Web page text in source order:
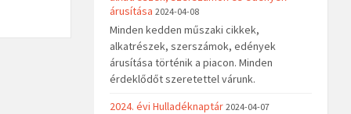
árusítása 2024-04-08
Minden kedden műszaki cikkek,
alkatrészek, szerszámok, edények
árusítása történik a piacon. Minden
érdeklődőt szeretettel várunk.
2024. évi Hulladéknaptár 2024-04-07